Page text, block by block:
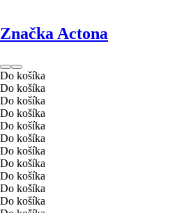
Značka Actona
Do košíka
Do košíka
Do košíka
Do košíka
Do košíka
Do košíka
Do košíka
Do košíka
Do košíka
Do košíka
Do košíka